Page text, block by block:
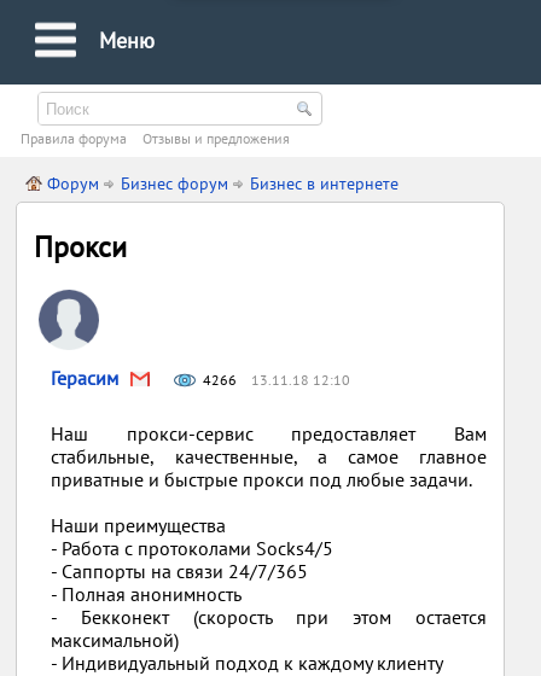
Меню
Правила форума Oтзывы и предложения
Форум Бизнес форум Бизнес в интернете
Прокси
Герасим 4266 13.11.18 12:10
Наш прокси-сервис предоставляет Вам
стабильные, качественные, а самое главное
приватные и быстрые прокси под любые задачи.
Наши преимущества
- Работа с протоколами Socks4/5
- Саппорты на связи 24/7/365
- Полная анонимность
- Бекконект (скорость при этом остается
максимальной)
- Индивидуальный подход к каждому клиенту